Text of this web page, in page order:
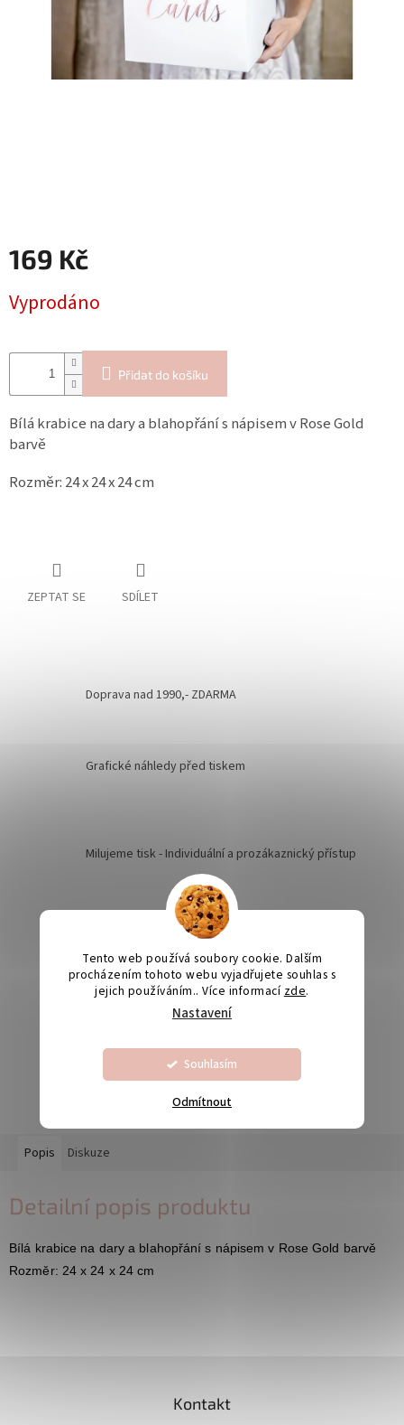
Tento web používá soubory cookie. Dalším
procházením tohoto webu vyjadřujete souhlas s
jejich používáním.. Více informací zde.
Nastavení
Odmítnout
Souhlasím
169 Kč
cena:
Vyprodáno
Přidat do košíku
Bílá krabice na dary a blahopřání s nápisem v Rose Gold
barvě
Rozměr: 24 x 24 x 24 cm
ZEPTAT SE SDÍLET
Doprava nad 1990,- ZDARMA
Grafické náhledy před tiskem
Milujeme tisk - Individuální a prozákaznický přístup
Kvalita je naší prioritou
Odesíláme na Slovensko
Výroba svatebních oznámení 5-10 dnů
Popis Diskuze
Detailní popis produktu
Bílá krabice na dary a blahopřání s nápisem v Rose Gold barvě
Rozměr: 24 x 24 x 24 cm
Kontakt